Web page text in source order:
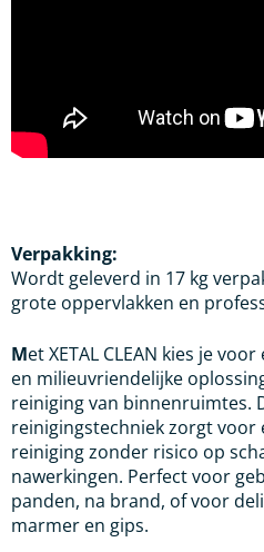
Verpakking:
Wordt geleverd in 17 kg
grote oppervlakken en
Met XETAL CLEAN kies je
en milieuvriendelijke
reiniging van binnenruimtes.
reinigingstechniek zorgt voor
reiniging zonder risico op
nawerkingen. Perfect voor
panden, na brand, of voor
marmer en gips.